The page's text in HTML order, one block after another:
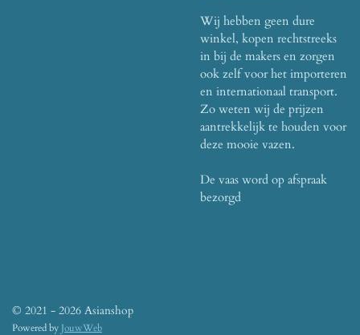
Wij hebben geen dure
winkel, kopen rechtstreeks
in bij de makers en zorgen
ook zelf voor het importeren
en internationaal transport.
Zo weten wij de prijzen
aantrekkelijk te houden voor
deze mooie vazen.
De vaas word op afspraak
bezorgd
© 2021 - 2026 Asianshop
Powered by JouwWeb